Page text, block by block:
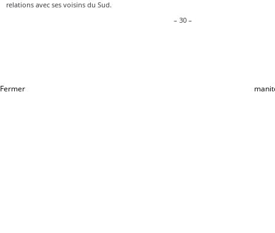
relations avec ses voisins du Sud.
– 30 –
Fermer